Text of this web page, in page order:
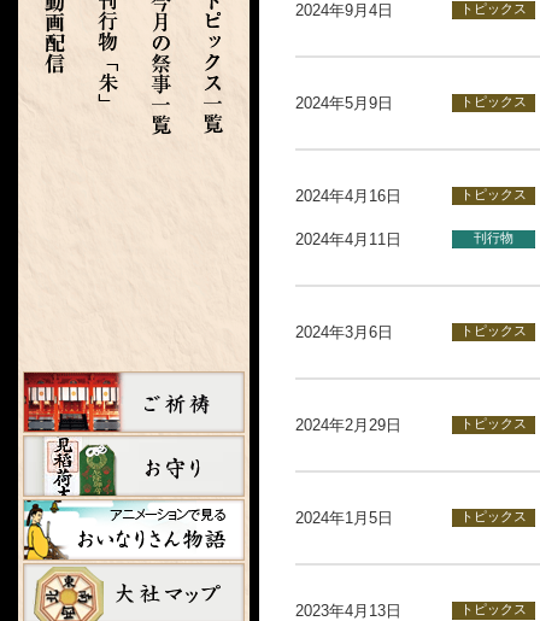
2024年9月4日 トピックス
2024年5月9日 トピックス
2024年4月16日 トピックス
2024年4月11日 刊行物
2024年3月6日 トピックス
2024年2月29日 トピックス
2024年1月5日 トピックス
2023年4月13日 トピックス